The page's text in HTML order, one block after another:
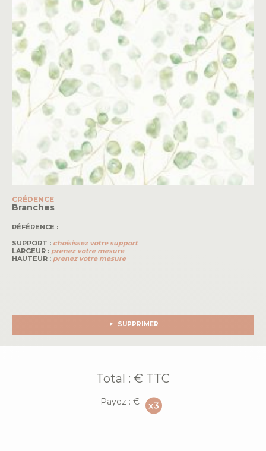
CRÉDENCE
Branches
RÉFÉRENCE :
SUPPORT : choisissez votre support
LARGEUR : prenez votre mesure
HAUTEUR : prenez votre mesure
SUPPRIMER
Total : € TTC
Payez :€